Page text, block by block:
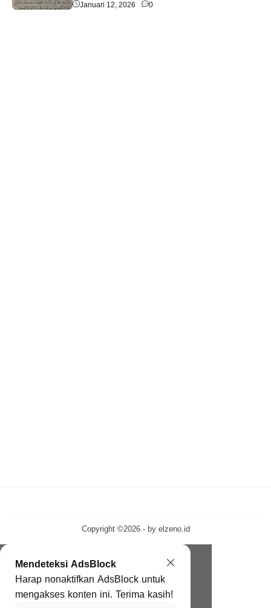
Januari 12, 2026 0
Copyright ©2026 - by elzeno.id
Mendeteksi AdsBlock
Harap nonaktifkan AdsBlock untuk
mengakses konten ini. Terima kasih!